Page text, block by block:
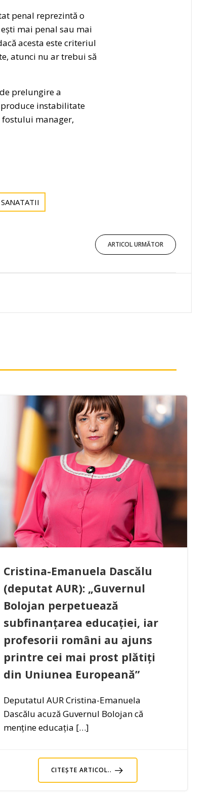
penal reprezintă o
mai penal sau mai
acesta este criteriul
atunci nu ar trebui să
prelungire a
instabilitate
manager,
ARTICOL URMĂTOR
Cristina-Emanuela Dascălu
(deputat AUR): „Guvernul
Bolojan perpetuează
subfinanțarea educației, iar
profesorii români au ajuns
printre cei mai prost plătiți
din Uniunea Europeană”
Deputatul AUR Cristina-Emanuela
Dascălu acuză Guvernul Bolojan că
menține educația […]
CITEȘTE ARTICOL..